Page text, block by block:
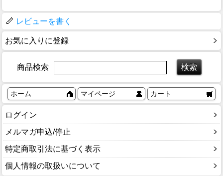
レビューを書く
お気に入りに登録
商品検索
ホーム マイページ カート
ログイン
メルマガ申込/停止
特定商取引法に基づく表示
個人情報の取扱いについて